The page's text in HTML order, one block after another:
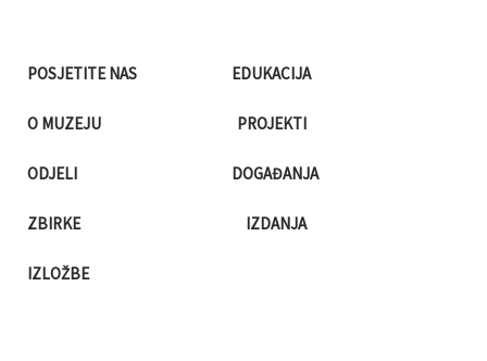
POSJETITE NAS
O MUZEJU
ODJELI
ZBIRKE
IZLOŽBE
EDUKACIJA
PROJEKTI
DOGAĐANJA
IZDANJA